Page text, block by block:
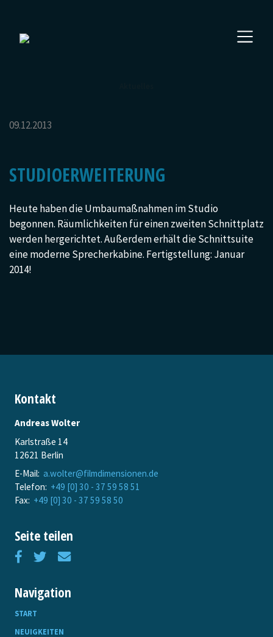
09.12.2013
STUDIOERWEITERUNG
Heute haben die Umbaumaßnahmen im Studio
begonnen. Räumlichkeiten für einen zweiten Schnittplatz
werden hergerichtet. Außerdem erhält die Schnittsuite
eine moderne Sprecherkabine. Fertigstellung: Januar
2014!
Kontakt
Andreas Wolter
Karlstraße 14
12621 Berlin
E-Mail: a.wolter@filmdimensionen.de
Telefon: +49 [0] 30 - 37 59 58 51
Fax: +49 [0] 30 - 37 59 58 50
Seite teilen
Navigation
START
NEUIGKEITEN